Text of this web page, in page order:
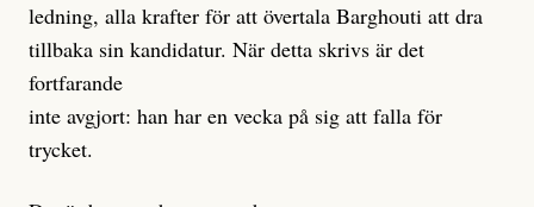
ledning, alla krafter för att övertala Barghouti att dra
tillbaka sin kandidatur. När detta skrivs är det
fortfarande
inte avgjort: han har en vecka på sig att falla för
trycket.